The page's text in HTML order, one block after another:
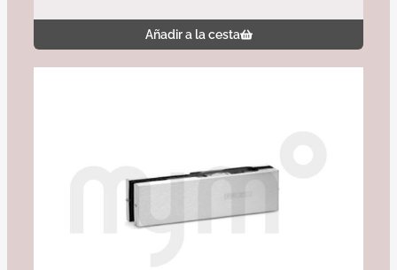
Añadir a la cesta